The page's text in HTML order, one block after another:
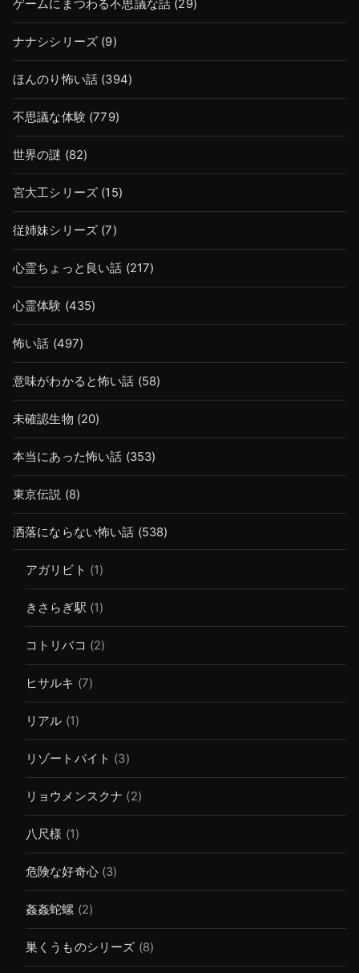
ゲームにまつわる不思議な話 (29)
ナナシシリーズ (9)
ほんのり怖い話 (394)
不思議な体験 (779)
世界の謎 (82)
宮大工シリーズ (15)
従姉妹シリーズ (7)
心霊ちょっと良い話 (217)
心霊体験 (435)
怖い話 (497)
意味がわかると怖い話 (58)
未確認生物 (20)
本当にあった怖い話 (353)
東京伝説 (8)
洒落にならない怖い話 (538)
アガリビト (1)
きさらぎ駅 (1)
コトリバコ (2)
ヒサルキ (7)
リアル (1)
リゾートバイト (3)
リョウメンスクナ (2)
八尺様 (1)
危険な好奇心(3)
姦姦蛇螺 (2)
巣くうものシリーズ (8)